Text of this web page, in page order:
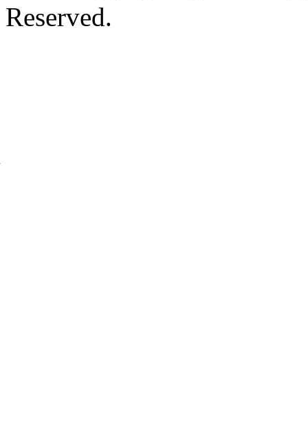
Reserved.